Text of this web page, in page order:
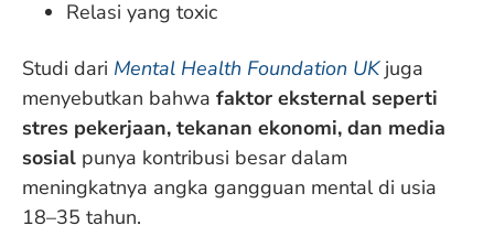
Relasi yang toxic
Studi dari Mental Health Foundation UKjuga
menyebutkan bahwa faktor eksternal seperti
stres pekerjaan, tekanan ekonomi, dan media
sosial punya kontribusi besar dalam
meningkatnya angka gangguan mental di usia
18–35 tahun.